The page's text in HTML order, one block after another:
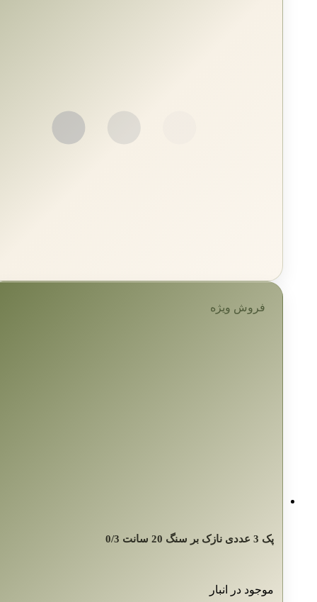
فروش ویژه
پک 3 عددی نازک بر سنگ 20 سانت 0/3
موجود در انبار